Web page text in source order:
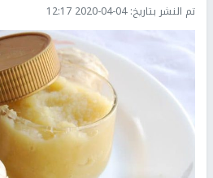
تم النشر بتاريخ:2020-04-04 12:17